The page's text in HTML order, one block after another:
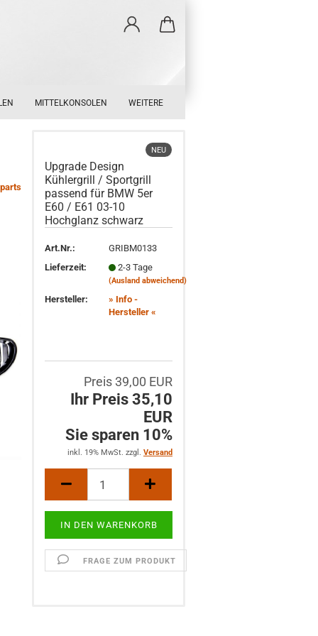
MITTELKONSOLEN WEITERE
NEU
Upgrade Design
Kühlergrill / Sportgrill
passend für BMW 5er
E60 / E61 03-10
Hochglanz schwarz
Art.Nr.:
GRIBM0133
Lieferzeit:
2-3 Tage
(Ausland abweichend)
Hersteller:
» Info -
Hersteller «
Preis 39,00 EUR
Ihr Preis 35,10
EUR
Sie sparen 10%
inkl. 19% MwSt. zzgl. Versand
FRAGE ZUM PRODUKT